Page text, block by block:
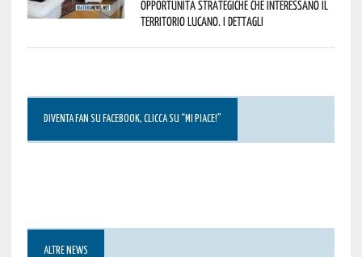
opportunità strategiche che interessano il
territorio lucano. I dettagli
DIVENTA FAN SU FACEBOOK, CLICCA SU “MI PIACE!”
ALTRE NEWS